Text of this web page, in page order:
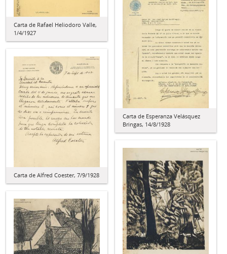
Carta de Rafael Heliodoro Valle,
1/4/1927
Carta de Esperanza Velásquez
Bringas, 14/8/1928
Carta de Alfred Coester, 7/9/1928